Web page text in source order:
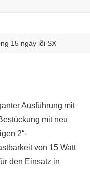
15 ngày lỗi SX
Ausführung mit
mit neu
2“-
von 15 Watt
den Einsatz in